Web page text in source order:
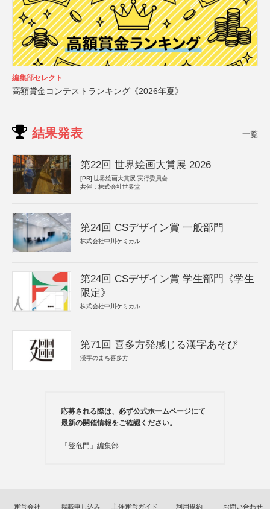
編集部セレクト
高額賞金コンテストランキング《2026年夏》
結果発表 一覧
第22回 世界絵画大賞展 2026
[PR] 世界絵画大賞展 実行委員会
共催：株式会社世界堂
第24回 CSデザイン賞 一般部門
株式会社中川ケミカル
第24回 CSデザイン賞 学生部門《学生
限定》
株式会社中川ケミカル
第71回 喜多方発感じる漢字あそび
漢字のまち喜多方
応募される際は、必ず公式ホームページにて
最新の開催情報をご確認ください。
「登竜門」編集部
運営会社 掲載申し込み 主催運営ガイド 利用規約 お問い合わせ